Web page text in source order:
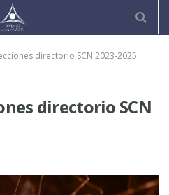
directorio SCN 2023-2025
directorio SCN